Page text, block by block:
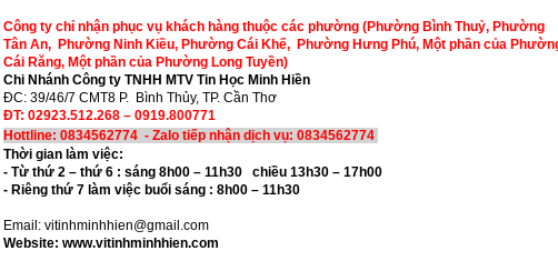
Công ty chỉ nhận phục vụ khách hàng thuộc các phường (Phường Bình Thuỷ, Phường
Tân An, Phường Ninh Kiều, Phường Cái Khế, Phường Hưng Phú, Một phần của
Cái Răng, Một phần của Phường Long Tuyền)
Chi Nhánh Công ty TNHH MTV Tin Học Minh Hiền
ĐC: 39/46/7 CMT8 P. Bình Thủy, TP. Cần Thơ
ĐT: 02923.512.268 – 0919.800771
Hottline: 0834562774 - Zalo tiếp nhận dịch vụ: 0834562774
Thời gian làm việc:
- Từ thứ 2 – thứ 6 : sáng 8h00 – 11h30 chiều 13h30 – 17h00
- Riêng thứ 7 làm việc buổi sáng : 8h00 – 11h30
Email: vitinhminhhien@gmail.com
Website: www.vitinhminhhien.com